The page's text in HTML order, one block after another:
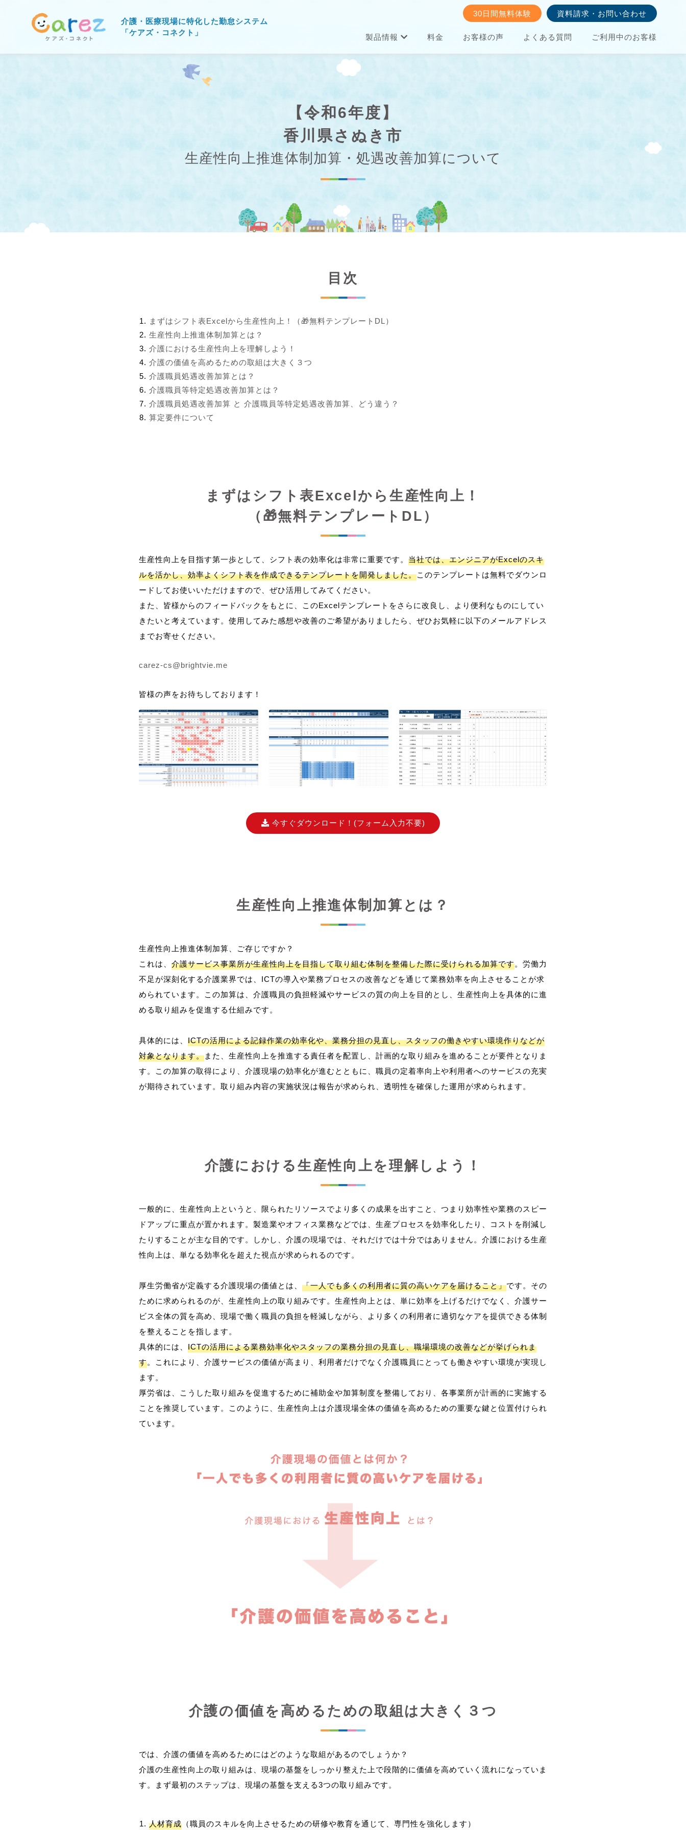
介護・医療現場に特化した勤怠システム
「ケアズ・コネクト」
製品情報 料金 お客様の声 よくある質問 ご利用中のお客様
30日間無料体験 資料請求・お問い合わせ
【令和6年度】
香川県さぬき市
生産性向上推進体制加算・処遇改善加算について
目次
まずはシフト表Excelから生産性向上！（🎁無料テンプレートDL）
生産性向上推進体制加算とは？
介護における生産性向上を理解しよう！
介護の価値を高めるための取組は大きく３つ
介護職員処遇改善加算とは？
介護職員等特定処遇改善加算とは？
介護職員処遇改善加算 と 介護職員等特定処遇改善加算、どう違う？
算定要件について
まずはシフト表Excelから生産性向上！
（🎁無料テンプレートDL）
生産性向上を目指す第一歩として、シフト表の効率化は非常に重要です。 当社では、エンジニアがExcelのスキ
ルを活かし、効率よくシフト表を作成できるテンプレートを開発しました。このテンプレートは無料でダウンロ
ードしてお使いいただけますので、ぜひ活用してみてください。
また、皆様からのフィードバックをもとに、このExcelテンプレートをさらに改良し、より便利なものにしてい
きたいと考えています。使用してみた感想や改善のご希望がありましたら、ぜひお気軽に以下のメールアドレス
までお寄せください。
carez-cs@brightvie.me
皆様の声をお待ちしております！
今すぐダウンロード！ (フォーム入力不要)
生産性向上推進体制加算とは？
生産性向上推進体制加算、ご存じですか？
これは、 介護サービス事業所が生産性向上を目指して取り組む体制を整備した際に受けられる加算です。労働力
不足が深刻化する介護業界では、ICTの導入や業務プロセスの改善などを通じて業務効率を向上させることが求
められています。この加算は、介護職員の負担軽減やサービスの質の向上を目的とし、生産性向上を具体的に進
める取り組みを促進する仕組みです。
具体的には、 ICTの活用による記録作業の効率化や、業務分担の見直し、スタッフの働きやすい環境作りなどが
対象となります。また、生産性向上を推進する責任者を配置し、計画的な取り組みを進めることが要件となりま
す。この加算の取得により、介護現場の効率化が進むとともに、職員の定着率向上や利用者へのサービスの充実
介護における生産性向上を理解しよう！
一般的に、生産性向上というと、限られたリソースでより多くの成果を出すこと、つまり効率性や業務のスピー
ドアップに重点が置かれます。製造業やオフィス業務などでは、生産プロセスを効率化したり、コストを削減し
たりすることが主な目的です。しかし、介護の現場では、それだけでは十分ではありません。介護における生産
性向上は、単なる効率化を超えた視点が求められるのです。
厚生労働省が定義する介護現場の価値とは、 「一人でも多くの利用者に質の高いケアを届けること」です。その
ために求められるのが、生産性向上の取り組みです。生産性向上とは、単に効率を上げるだけでなく、介護サー
ビス全体の質を高め、現場で働く職員の負担を軽減しながら、より多くの利用者に適切なケアを提供できる体制
を整えることを指します。
具体的には、 ICTの活用による業務効率化やスタッフの業務分担の見直し、職場環境の改善などが挙げられま
す。これにより、介護サービスの価値が高まり、利用者だけでなく介護職員にとっても働きやすい環境が実現し
ます。
厚労省は、こうした取り組みを促進するために補助金や加算制度を整備しており、各事業所が計画的に実施する
ことを推奨しています。このように、生産性向上は介護現場全体の価値を高めるための重要な鍵と位置付けられ
介護の価値を高めるための取組は大きく３つ
では、介護の価値を高めるためにはどのような取組があるのでしょうか？
介護の生産性向上の取り組みは、現場の基盤をしっかり整えた上で段階的に価値を高めていく流れになっていま
人材育成 （職員のスキルを向上させるための研修や教育を通じて、専門性を強化します）